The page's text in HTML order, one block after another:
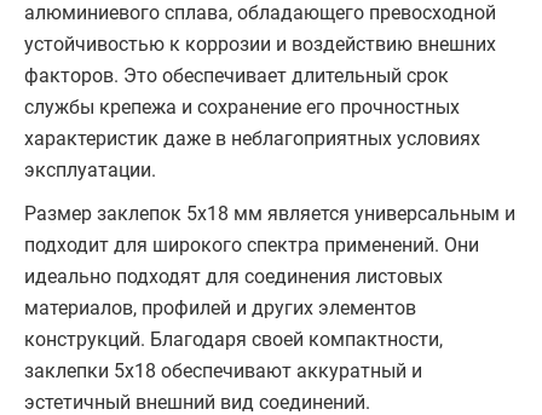
алюминиевого сплава, обладающего превосходной
устойчивостью к коррозии и воздействию внешних
факторов. Это обеспечивает длительный срок
службы крепежа и сохранение его прочностных
характеристик даже в неблагоприятных условиях
эксплуатации.
Размер заклепок 5х18 мм является универсальным и
подходит для широкого спектра применений. Они
идеально подходят для соединения листовых
материалов, профилей и других элементов
конструкций. Благодаря своей компактности,
заклепки 5х18 обеспечивают аккуратный и
эстетичный внешний вид соединений.